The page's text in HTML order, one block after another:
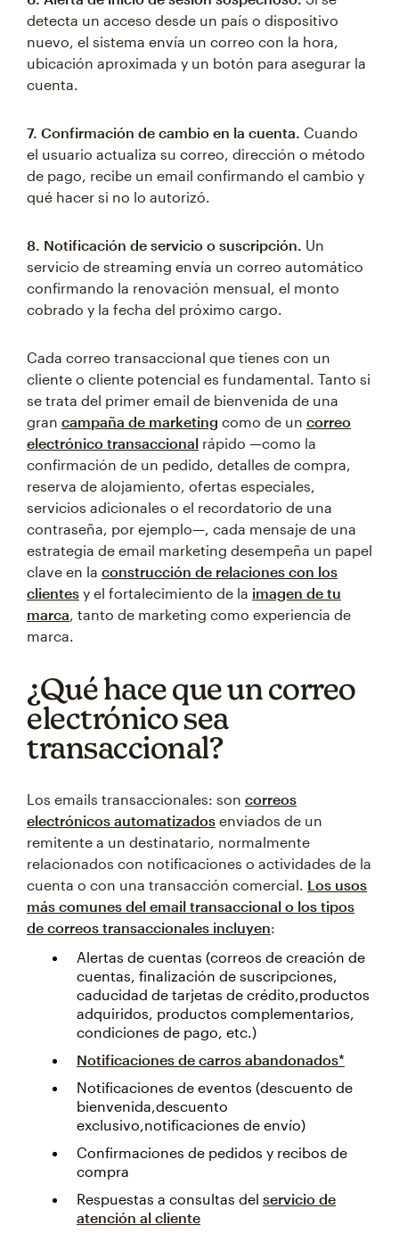
detecta un acceso desde un país o dispositivo
nuevo, el sistema envía un correo con la hora,
ubicación aproximada y un botón para asegurar la
cuenta.
7. Confirmación de cambio en la cuenta. Cuando
el usuario actualiza su correo, dirección o método
de pago, recibe un email confirmando el cambio y
qué hacer si no lo autorizó.
8. Notificación de servicio o suscripción. Un
servicio de streaming envía un correo automático
confirmando la renovación mensual, el monto
cobrado y la fecha del próximo cargo.
Cada correo transaccional que tienes con un
cliente o cliente potencial es fundamental. Tanto si
se trata del primer email de bienvenida de una
gran campaña de marketing como de un correo
electrónico transaccional rápido —como la
confirmación de un pedido, detalles de compra,
reserva de alojamiento, ofertas especiales,
servicios adicionales o el recordatorio de una
contraseña, por ejemplo—, cada mensaje de una
estrategia de email marketing desempeña un papel
clave en la construcción de relaciones con los
clientes y el fortalecimiento de la imagen de tu
marca , tanto de marketing como experiencia de
marca.
¿Qué hace que un correo
electrónico sea
transaccional?
Los emails transaccionales: son correos
electrónicos automatizados enviados de un
remitente a un destinatario, normalmente
relacionados con notificaciones o actividades de la
cuenta o con una transacción comercial. Los usos
más comunes del email transaccional o los tipos
de correos transaccionales incluyen:
Alertas de cuentas (correos de creación de
cuentas, finalización de suscripciones,
caducidad de tarjetas de crédito,productos
adquiridos, productos complementarios,
condiciones de pago, etc.)
Notificaciones de carros abandonados*
Notificaciones de eventos (descuento de
bienvenida,descuento
exclusivo,notificaciones de envío)
Confirmaciones de pedidos y recibos de
compra
Respuestas a consultas del servicio de
atención al cliente